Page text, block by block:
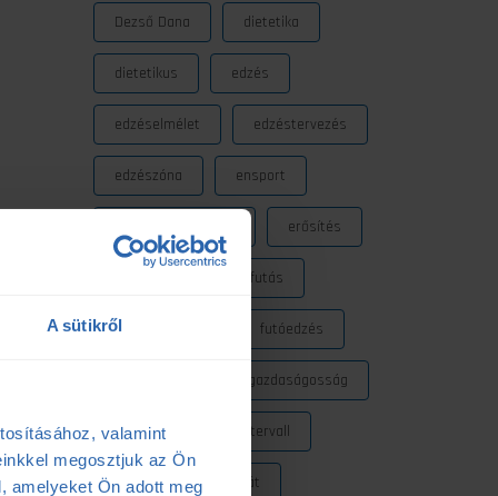
A sütikről
valamint
megosztjuk az Ön
amelyeket Ön adott meg
Dezső Dana dietetika
dietetikus edzés
edzéselmélet edzéstervezés
edzészóna ensport
erősítés
futás
futásdinamika futóedzés
gazdaságosság
gyógytorna intervall
kerékpár laktát